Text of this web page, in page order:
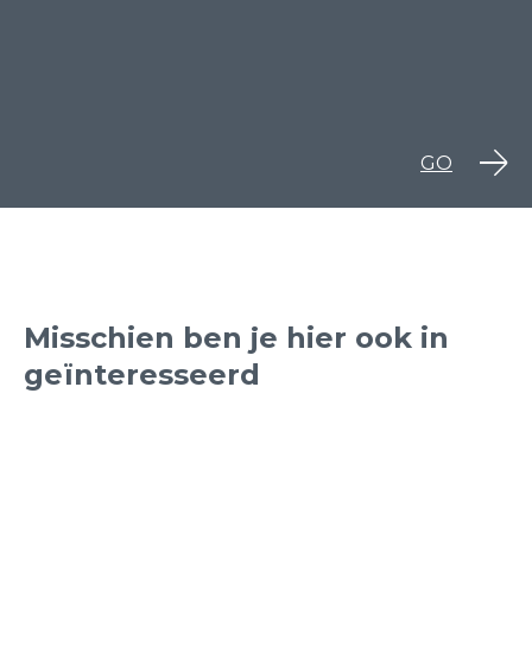
GO
Misschien ben je hier ook in
geïnteresseerd